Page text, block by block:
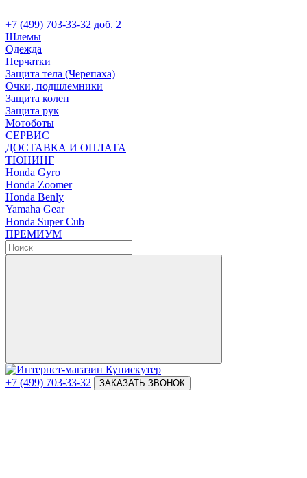
+7 (499) 703-33-32 доб. 2
Шлемы
Одежда
Перчатки
Защита тела (Черепаха)
Очки, подшлемники
Защита колен
Защита рук
Мотоботы
СЕРВИС
ДОСТАВКА И ОПЛАТА
ТЮНИНГ
Honda Gyro
Honda Zoomer
Honda Benly
Yamaha Gear
Honda Super Cub
ПРЕМИУМ
+7 (499) 703-33-32 ЗАКАЗАТЬ ЗВОНОК